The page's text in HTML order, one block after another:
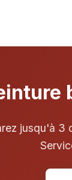
jusqu'à 3